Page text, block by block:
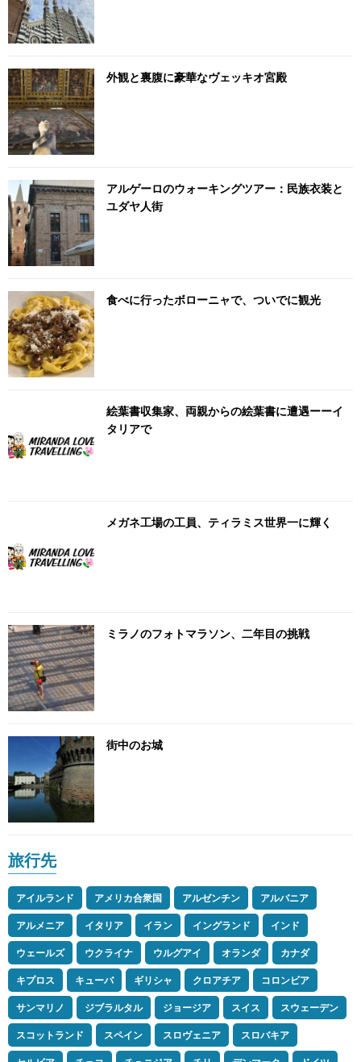
外観と裏腹に豪華なヴェッキオ宮殿
アルゲーロのウォーキングツアー：民族衣装と
ユダヤ人街
食べに行ったボローニャで、ついでに観光
絵葉書収集家、両親からの絵葉書に遭遇ーーイ
タリアで
メガネ工場の工員、ティラミス世界一に輝く
ミラノのフォトマラソン、二年目の挑戦
街中のお城
旅行先
アイルランド アメリカ合衆国 アルゼンチン
アルバニア
アルメニア
イタリア イラン イングランド
インド
ウェールズ
ウクライナ ウルグアイ オランダ
カナダ
キプロス
キューバ ギリシャ クロアチア
コロンビア
サンマリノ
ジブラルタル ジョージア スイス
スウェーデン
スコットランド
スペイン スロヴェニア
スロバキア